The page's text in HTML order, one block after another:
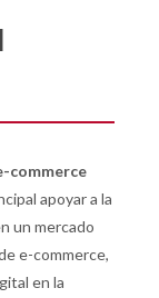
commerce
apoyar a la
un mercado
e-commerce,
en la